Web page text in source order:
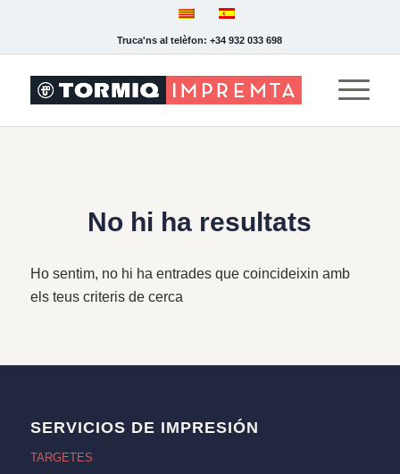
Truca'ns al telèfon: +34 932 033 698
No hi ha resultats
Ho sentim, no hi ha entrades que coincideixin amb
els teus criteris de cerca
SERVICIOS DE IMPRESIÓN
TARGETES